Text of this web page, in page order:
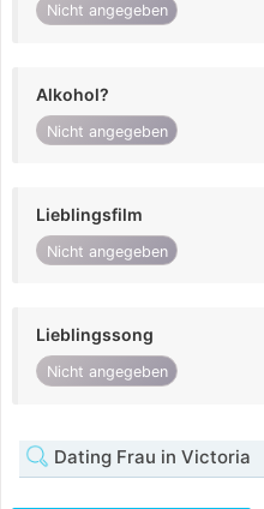
Nicht angegeben
Alkohol?
Nicht angegeben
Lieblingsfilm
Nicht angegeben
Lieblingssong
Nicht angegeben
Dating Frau in Victoria